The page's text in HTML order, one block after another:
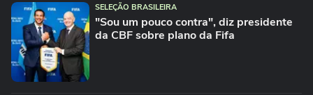
SELEÇÃO BRASILEIRA
"Sou um pouco contra", diz presidente
da CBF sobre plano da Fifa